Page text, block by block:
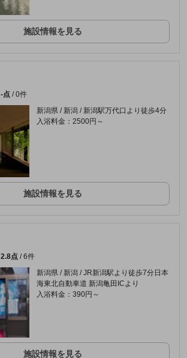
施設情報を見る
-点 /0件
新潟県 / 新潟 / 新潟駅万代口より徒歩4分
入浴料金：2500円～
施設情報を見る
2.8点 /6件
新潟県 / 新潟 / JR新潟駅より徒歩7分日本
海東北自動車道 新潟亀田ICより
入浴料金：390円～
施設情報を見る